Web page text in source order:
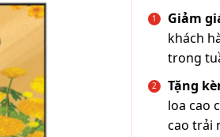
Giảm
khách
trong
Tặng
loa cao
cao trải